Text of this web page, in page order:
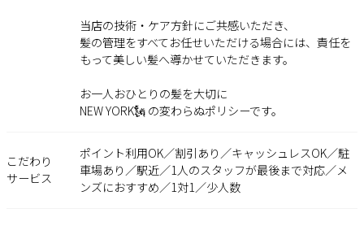
当店の技術・ケア方針にご共感いただき、
髪の管理をすべてお任せいただける場合には、責任を
もって美しい髪へ導かせていただきます。
お一人おひとりの髪を大切に――
NEW YORK🗽 の変わらぬポリシーです。
こだわり
サービス
ポイント利用OK／割引あり／キャッシュレスOK／駐
車場あり／駅近／1人のスタッフが最後まで対応／メ
ンズにおすすめ／1対1／少人数